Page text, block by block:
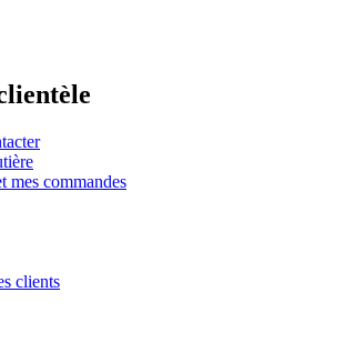
mes commandes
clients